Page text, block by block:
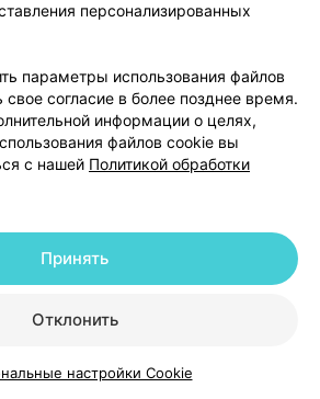
КорзинаИзбранноеПрофиль
кишечного тракта могут
и приводить к летальному
у пожилых людей.
какие-либо
желудочно-кишечного
применения НПВП,
сообщить об этом Вашему
контролировать Ваше
лечения.
нарушений зрения, связанных
транспортными средствами и
персонализированных
параметры использования файлов
свое согласие в более позднее время.
информации о целях,
файлов cookie вы
с нашей Политикой обработки
Отклонить
Принять
настройки Cookie